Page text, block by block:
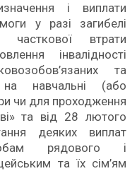
і виплати
у разі загибелі
часткової втрати
інвалідності
та
на навчальні (або
чи для проходження
та від 28 лютого
деяких виплат
рядового і
та їх сім’ям